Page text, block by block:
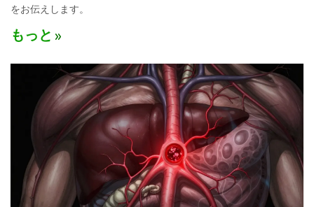
をお伝えします。
もっと